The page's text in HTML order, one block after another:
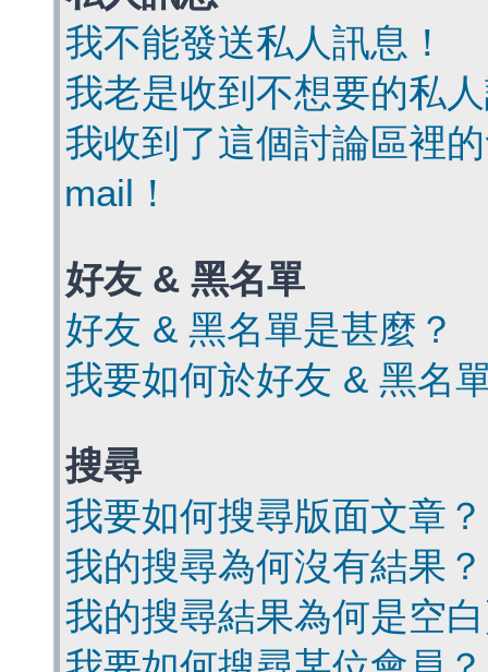
我不能發送私人訊息！
我老是收到不想要的私
我收到了這個討論區裡
mail！
好友 & 黑名單
好友 & 黑名單是甚麼？
我要如何於好友 & 黑名
搜尋
我要如何搜尋版面文章？
我的搜尋為何沒有結果？
我的搜尋結果為何是空